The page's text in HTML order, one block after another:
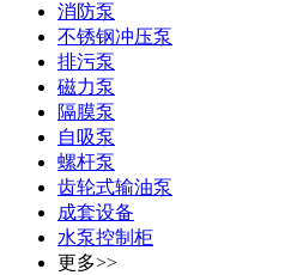
消防泵
不锈钢冲压泵
排污泵
磁力泵
隔膜泵
自吸泵
螺杆泵
齿轮式输油泵
成套设备
水泵控制柜
更多>>